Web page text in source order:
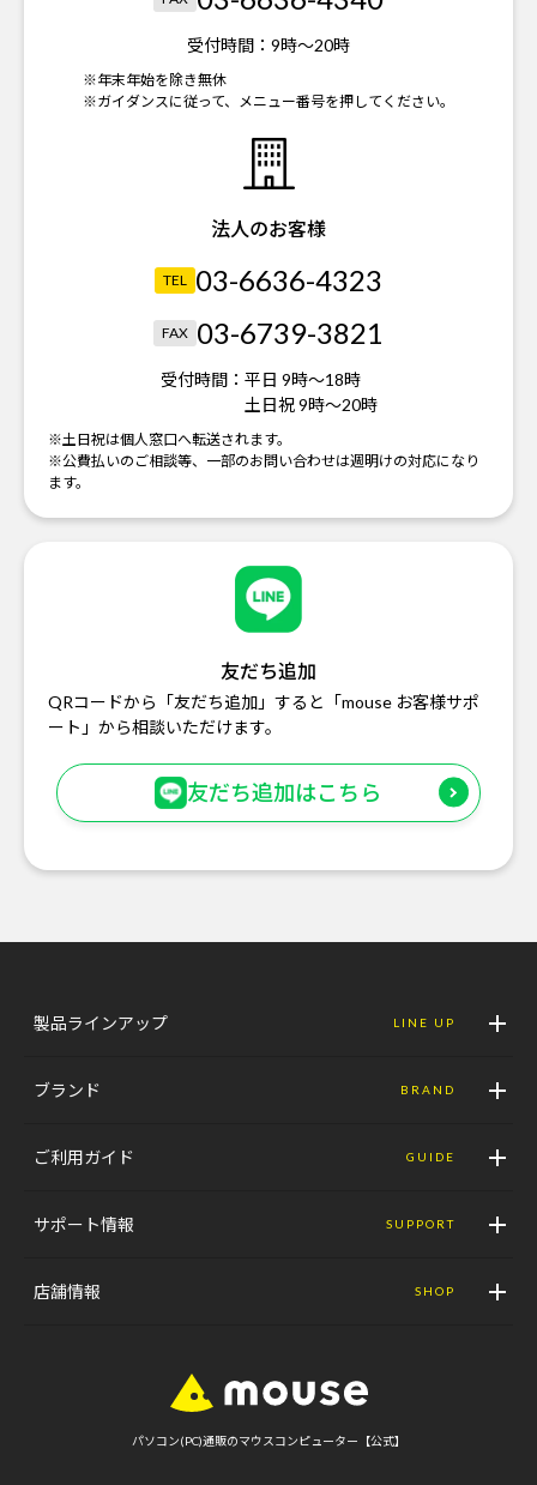
受付時間： 9時～20時
※年末年始を除き無休
※ガイダンスに従って、メニュー番号を押してください。
法人のお客様
TEL 03-6636-4323
FAX 03-6739-3821
受付時間： 平日 9時～18時
土日祝 9時～20時
※土日祝は個人窓口へ転送されます。
※公費払いのご相談等、一部のお問い合わせは週明けの対応になり
ます。
友だち追加
QRコードから「友だち追加」すると「mouse お客様サポ
ート」から相談いただけます。
友だち追加はこちら
製品ラインアップ LINE UP
ブランド BRAND
ご利用ガイド GUIDE
サポート情報 SUPPORT
店舗情報 SHOP
パソコン(PC)通販のマウスコンピューター【公式】